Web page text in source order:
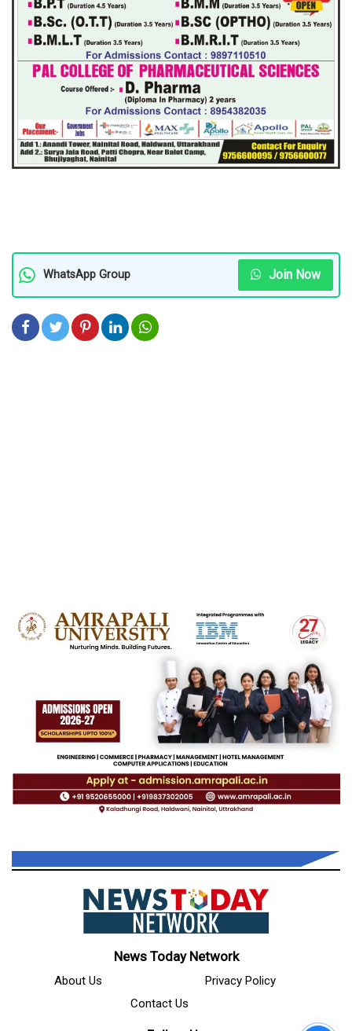
WhatsApp Group Join Now
News Today Network
About Us
Privacy Policy
Contact Us